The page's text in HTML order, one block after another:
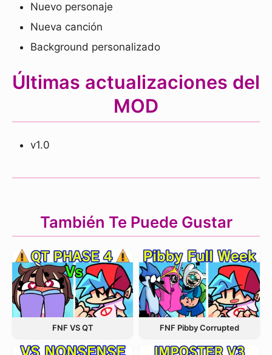
Nuevo personaje
Nueva canción
Background personalizado
Últimas actualizaciones del
MOD
v1.0
También Te Puede Gustar
FNF VS QT FNF Pibby Corrupted